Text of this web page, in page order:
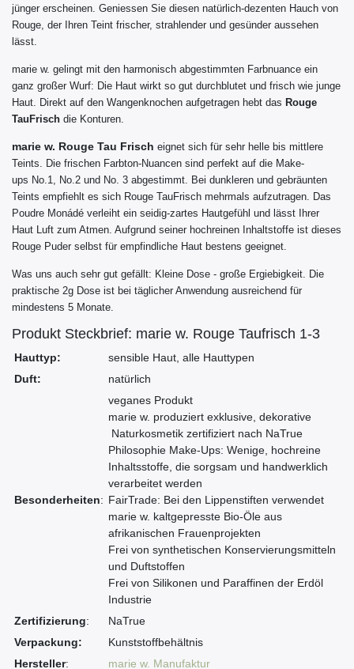
jünger erscheinen. Geniessen Sie diesen natürlich-dezenten Hauch von
Rouge, der Ihren Teint frischer, strahlender und gesünder aussehen
lässt.
marie w. gelingt mit den harmonisch abgestimmten Farbnuance ein
ganz großer Wurf: Die Haut wirkt so gut durchblutet und frisch wie junge
Haut. Direkt auf den Wangenknochen aufgetragen hebt das Rouge
TauFrisch die Konturen.
marie w. Rouge Tau Frisch eignet sich für sehr helle bis mittlere
Teints. Die frischen Farbton-Nuancen sind perfekt auf die Make-
ups No.1, No.2 und No. 3 abgestimmt. Bei dunkleren und gebräunten
Teints empfiehlt es sich Rouge TauFrisch mehrmals aufzutragen. Das
Poudre Monádé verleiht ein seidig-zartes Hautgefühl und lässt Ihrer
Haut Luft zum Atmen. Aufgrund seiner hochreinen Inhaltstoffe ist dieses
Rouge Puder selbst für empfindliche Haut bestens geeignet.
Was uns auch sehr gut gefällt: Kleine Dose - große Ergiebigkeit. Die
praktische 2g Dose ist bei täglicher Anwendung ausreichend für
mindestens 5 Monate.
Produkt Steckbrief: marie w. Rouge Taufrisch 1-3
Hauttyp:
sensible Haut, alle Hauttypen
Duft:
natürlich
Besonderheiten:
veganes Produkt
marie w. produziert exklusive, dekorative
Naturkosmetik zertifiziert nach NaTrue
Philosophie Make-Ups: Wenige, hochreine
Inhaltsstoffe, die sorgsam und handwerklich
verarbeitet werden
FairTrade: Bei den Lippenstiften verwendet
marie w. kaltgepresste Bio-Öle aus
afrikanischen Frauenprojekten
Frei von synthetischen Konservierungsmitteln
und Duftstoffen
Frei von Silikonen und Paraffinen der Erdöl
Industrie
Zertifizierung:
NaTrue
Verpackung:
Kunststoffbehältnis
Hersteller: marie w. Manufaktur